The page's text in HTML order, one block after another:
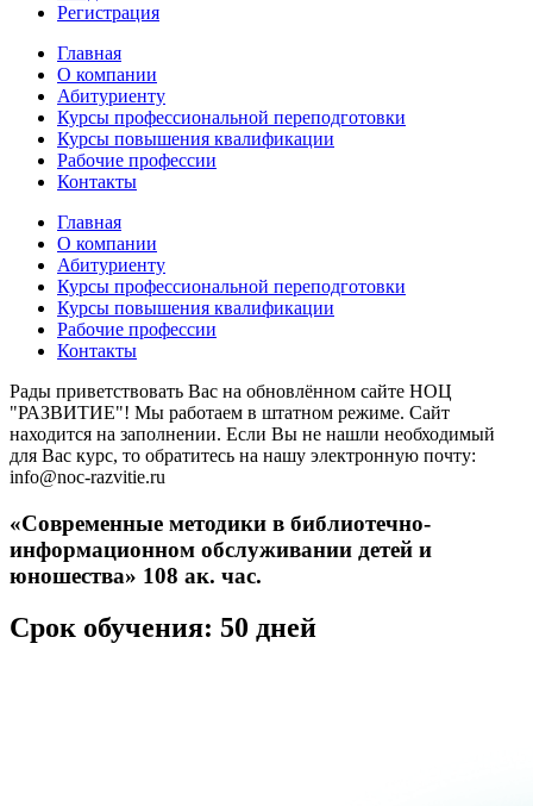
Регистрация
Главная
О компании
Абитуриенту
Курсы профессиональной переподготовки
Курсы повышения квалификации
Рабочие профессии
Контакты
Главная
О компании
Абитуриенту
Курсы профессиональной переподготовки
Курсы повышения квалификации
Рабочие профессии
Контакты
Рады приветствовать Вас на обновлённом сайте НОЦ
"РАЗВИТИЕ"! Мы работаем в штатном режиме. Сайт
находится на заполнении. Если Вы не нашли необходимый
для Вас курс, то обратитесь на нашу электронную почту:
info@noc-razvitie.ru
«Современные методики в библиотечно-
информационном обслуживании детей и
юношества» 108 ак. час.
Срок обучения: 50 дней